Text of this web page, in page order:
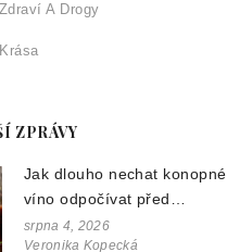
A Drogy
ZPRÁVY
Jak dlouho nechat konopné
víno odpočívat před
podáváním? Průvodce pro
srpna 4, 2026
Veronika Kopecká